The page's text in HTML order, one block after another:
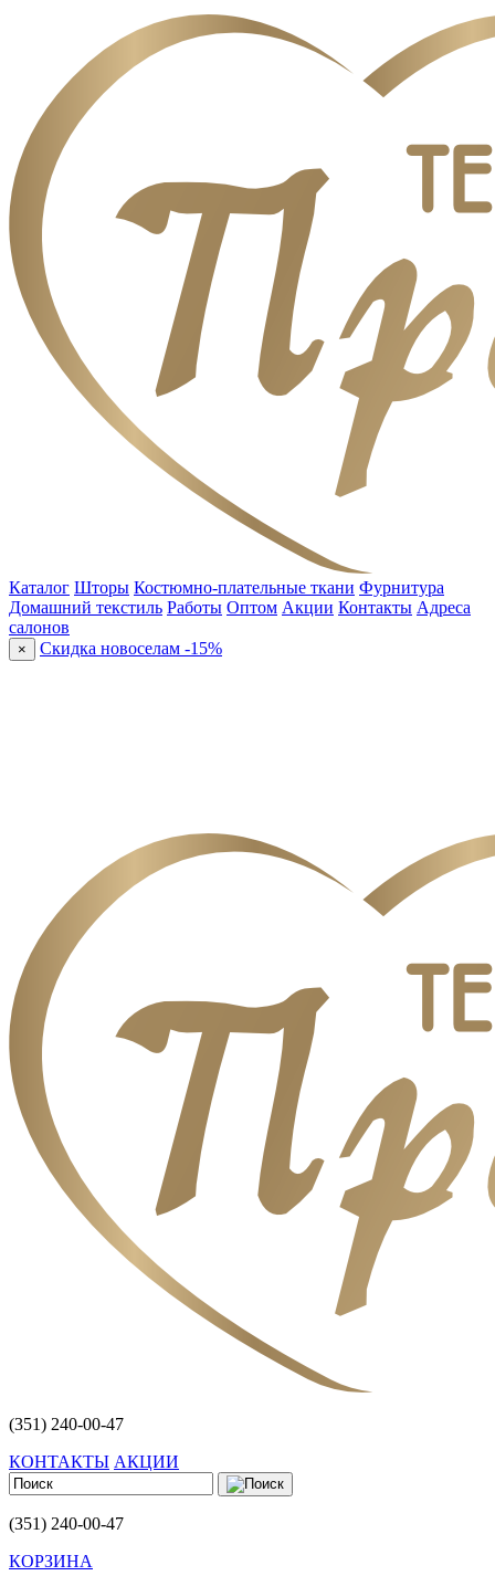
Каталог Шторы Костюмно-плательные ткани Фурнитура
Домашний текстиль Работы Оптом Акции Контакты Адреса
салонов
× Скидка новоселам -15%
(351) 240-00-47
КОНТАКТЫ АКЦИИ
(351) 240-00-47
КОРЗИНА